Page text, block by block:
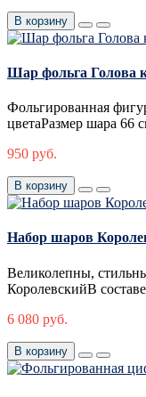
В корзину
Шар фольга Голова
Фольгированная
цветаРазмер шара 66
950 руб.
В корзину
Набор шаров
Великолепны,
КоролевскийВ
6 080 руб.
В корзину